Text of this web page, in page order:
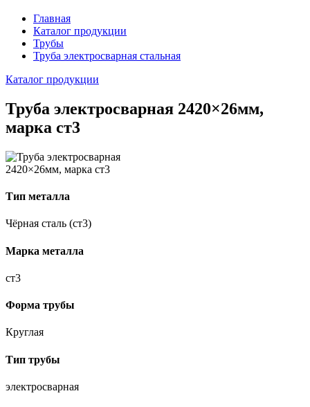
Главная
Каталог продукции
Трубы
Труба электросварная стальная
Каталог продукции
Труба электросварная 2420×26мм,
марка ст3
Тип металла
Чёрная сталь (ст3)
Марка металла
ст3
Форма трубы
Круглая
Тип трубы
электросварная